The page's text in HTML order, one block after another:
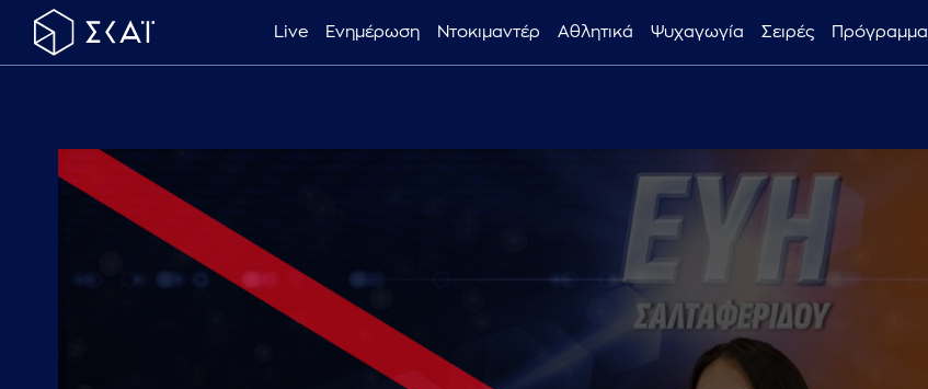
Live Ενημέρωση Ντοκιμαντέρ Αθλητικά Ψυχαγωγία Σειρές Πρόγραμμα